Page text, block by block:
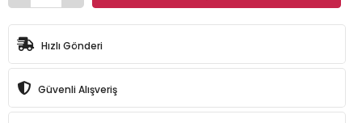
Hızlı Gönderi
Güvenli Alışveriş